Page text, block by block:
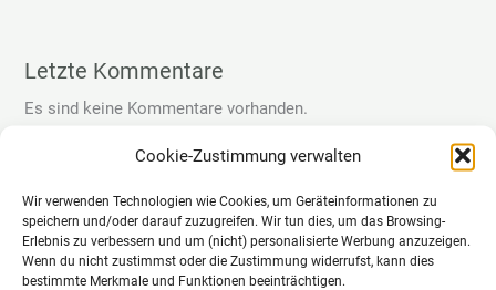
Cookie-Zustimmung verwalten
Wir verwenden Technologien wie Cookies, um Geräteinformationen zu
speichern und/oder darauf zuzugreifen. Wir tun dies, um das Browsing-
Erlebnis zu verbessern und um (nicht) personalisierte Werbung anzuzeigen.
Wenn du nicht zustimmst oder die Zustimmung widerrufst, kann dies
bestimmte Merkmale und Funktionen beeinträchtigen.
Letzte Kommentare
Es sind keine Kommentare vorhanden.
Archive
April 2026
Februar 2026